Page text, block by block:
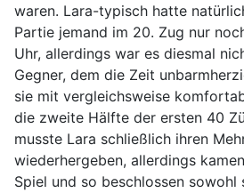
waren. Lara-typisch hatte
Partie jemand im 20. Zug nur
Uhr, allerdings war es diesmal
Gegner, dem die Zeit
sie mit vergleichsweise
die zweite Hälfte der ersten 40
musste Lara schließlich ihren
wiederhergeben, allerdings
Spiel und so beschlossen sowohl